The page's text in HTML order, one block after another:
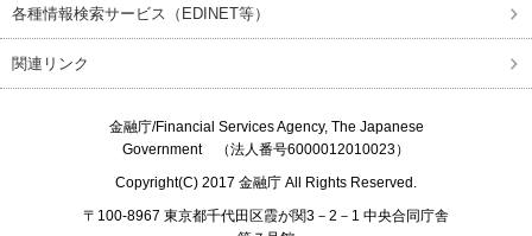
各種情報検索サービス（EDINET等）
関連リンク
金融庁/Financial Services Agency, The Japanese
Government（法人番号6000012010023）
Copyright(C) 2017 金融庁 All Rights Reserved.
〒100-8967 東京都千代田区霞が関3－2－1 中央合同庁舎